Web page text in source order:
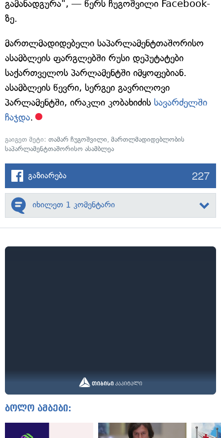
გამანადგურა", — წერს ჩუგოშვილი Facebook-
ზე.
მართლმადიდებელი საპარლამენტთაშორისო
ასამბლეის ფარგლებში რუსი დეპუტატები
საქართველოს პარლამენტში იმყოფებიან.
ასამბლეის წევრი, სერგეი გავრილოვი
პარლამენტში, ირაკლი კობახიძის სავარძელში
ჩაჯდა.
გაიგეთ მეტი: თამარ ჩუგოშვილი, მართლმადიდებლობის
საპარლამენტთაშორისო ასამბლეა
გაზიარება 227
იხილეთ 1 კომენტარი
ბოლო ამბები: